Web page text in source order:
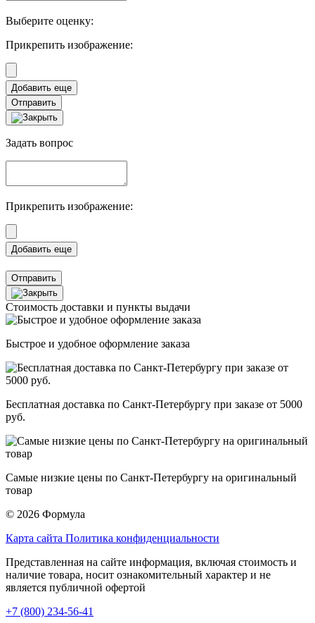
Выберите оценку:
Прикрепить изображение:
Отправить
Задать вопрос
Прикрепить изображение:
Отправить
Стоимость доставки и пункты выдачи
Быстрое и удобное оформление заказа
Бесплатная доставка по Санкт-Петербургу при заказе от 5000
руб.
Самые низкие цены по Санкт-Петербургу на оригинальный
товар
© 2026 Формула
Карта сайта Политика конфиденциальности
Представленная на сайте информация, включая стоимость и
наличие товара, носит ознакомительный характер и не
является публичной офертой
+7 (800) 234-56-41